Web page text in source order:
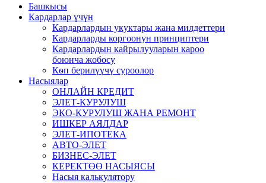
Башкысы
Кардарлар үчүн
Кардарлардын укуктары жана милдеттери
Кардарларды коргоонун принциптери
Кардарлардын кайрылууларын кароо
боюнча жобосу
Кѳп берилүүчү суроолор
Насыялар
ОНЛАЙН КРЕДИТ
ЭЛЕТ-КУРУЛУШ
ЭКО-КУРУЛУШ ЖАНА РЕМОНТ
ИШКЕР АЯЛДАР
ЭЛЕТ-ИПОТЕКА
АВТО-ЭЛЕТ
БИЗНЕС-ЭЛЕТ
КЕРЕКТӨӨ НАСЫЯСЫ
Насыя калькулятору